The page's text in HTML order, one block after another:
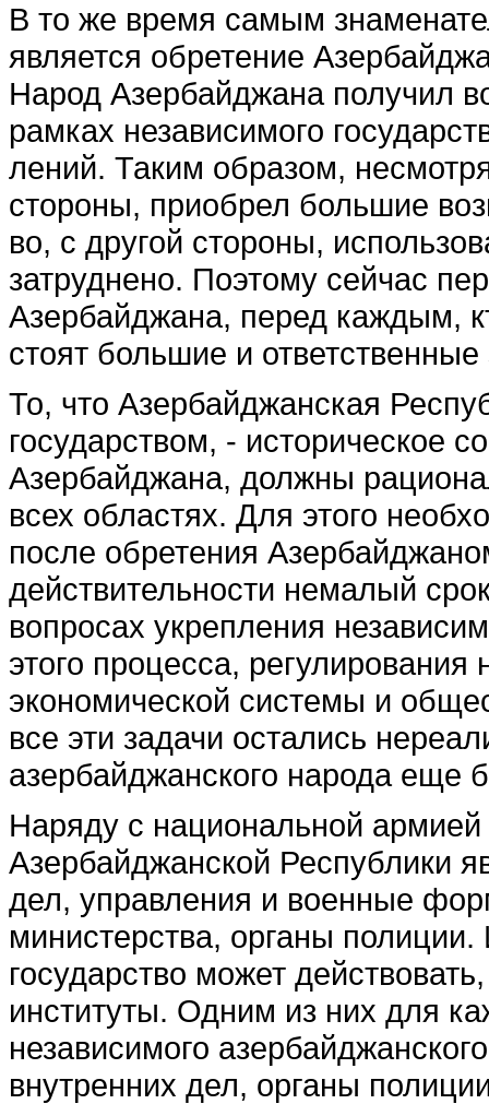
В то же время самым
является обретение
Народ Азербайджана получил
рамках независимого
лений. Таким образом,
стороны, при­обрел большие
во, с другой стороны,
затруднено. Поэтому сейчас
Азербайджана, перед каждым,
стоят большие и ответствен­ные
То, что Азербайджанская
государством, - исто­рическое
Азербайджана, должны
всех областях. Для этого
после обретения
действительности немалый
вопросах укреп­ления
этого процесса,
экономической системы и
все эти задачи остались
азербайджанского народа еще
Наряду с национальной армией
Азербай­джанской Республики
дел, управления и воен­ные
министерства, органы
государство может
институты. Одним из них для
независимого
внут­ренних дел, органы